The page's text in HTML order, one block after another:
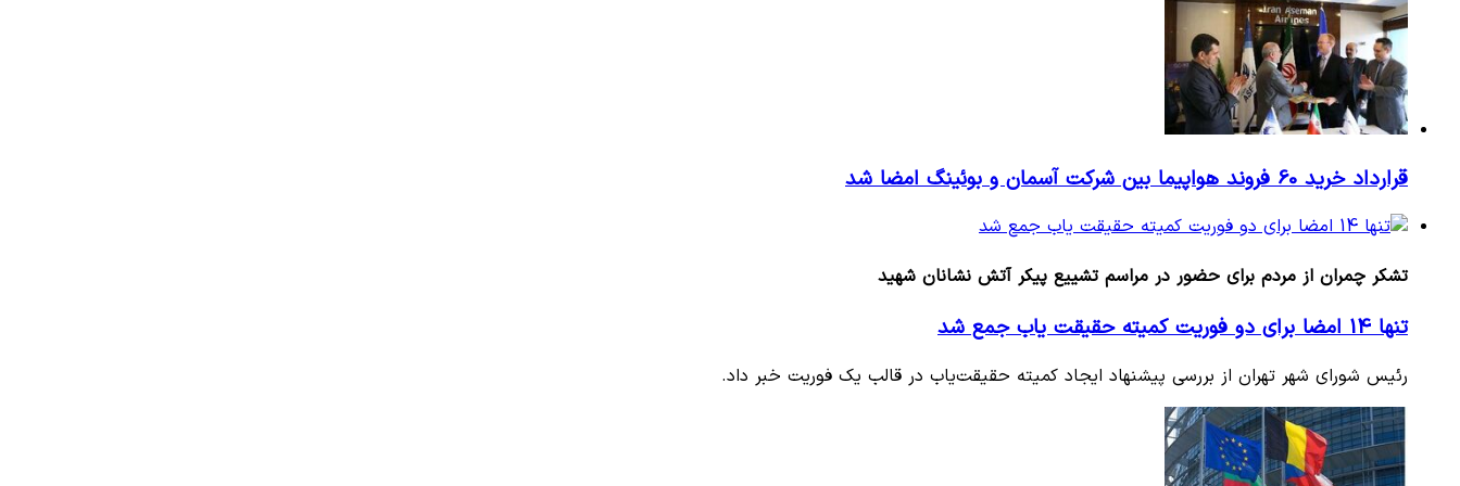
قرارداد خرید 60 فروند هواپیما بین شرکت آسمان و بوئینگ امضا شد
تشکر چمران از مردم برای حضور در مراسم تشییع پیکر آتش نشانان شهید
تنها 14 امضا برای دو فوریت کمیته حقیقت یاب جمع شد
رئیس شورای شهر تهران از بررسی پیشنهاد ایجاد کمیته حقیقت‌یاب در قالب یک فوریت خبر داد.